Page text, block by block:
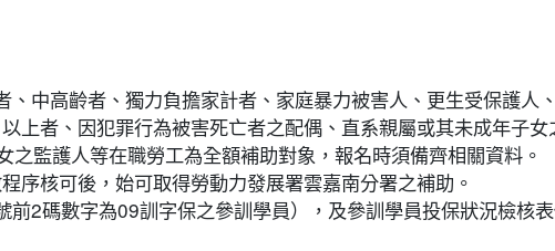
中高齡者、獨力負擔家計者、家庭暴力被害人、更生受保護人
上者、因犯罪行為被害死亡者之配偶、直系親屬或其未成年子女
監護人等在職勞工為全額補助對象，報名時須備齊相關資料。
序核可後，始可取得勞動力發展署雲嘉南分署之補助。
2碼數字為09訓字保之參訓學員），及參訓學員投保狀況檢核